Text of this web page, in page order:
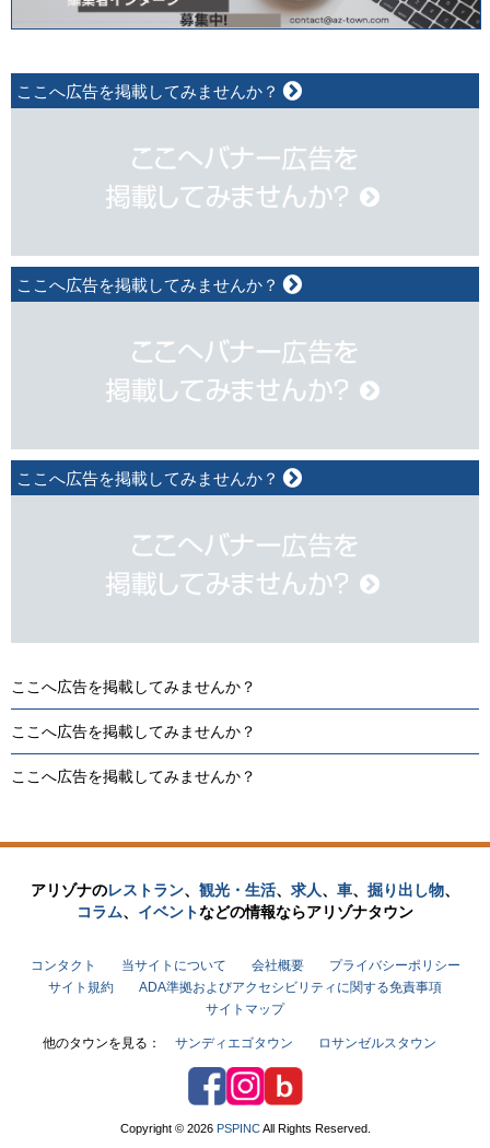
ここへ広告を掲載してみませんか？
ここへ広告を掲載してみませんか？
ここへ広告を掲載してみませんか？
ここへ広告を掲載してみませんか？
ここへ広告を掲載してみませんか？
ここへ広告を掲載してみませんか？
アリゾナのレストラン、 観光・生活、 求人、 車、 掘り出し物、
コラム、 イベントなどの情報ならアリゾナタウン
コンタクト 当サイトについて 会社概要
プライバシーポリシー
サイト規約
ADA準拠およびアクセシビリティに関する免責事項
サイトマップ
他のタウンを見る： サンディエゴタウン ロサンゼルスタウン
FacebookInstagram
Copyright © 2026 PSPINCAll Rights Reserved.